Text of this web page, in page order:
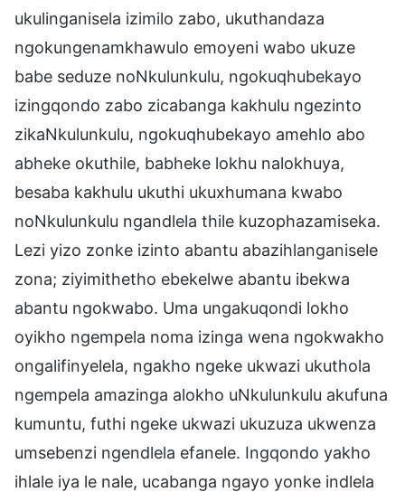
ukulinganisela izimilo zabo, ukuthandaza
ngokungenamkhawulo emoyeni wabo ukuze
babe seduze noNkulunkulu, ngokuqhubekayo
izingqondo zabo zicabanga kakhulu ngezinto
zikaNkulunkulu, ngokuqhubekayo amehlo abo
abheke okuthile, babheke lokhu nalokhuya,
besaba kakhulu ukuthi ukuxhumana kwabo
noNkulunkulu ngandlela thile kuzophazamiseka.
Lezi yizo zonke izinto abantu abazihlanganisele
zona; ziyimithetho ebekelwe abantu ibekwa
abantu ngokwabo. Uma ungakuqondi lokho
oyikho ngempela noma izinga wena ngokwakho
ongalifinyelela, ngakho ngeke ukwazi ukuthola
ngempela amazinga alokho uNkulunkulu akufuna
kumuntu, futhi ngeke ukwazi ukuzuza ukwenza
umsebenzi ngendlela efanele. Ingqondo yakho
ihlale iya le nale, ucabanga ngayo yonke indlela